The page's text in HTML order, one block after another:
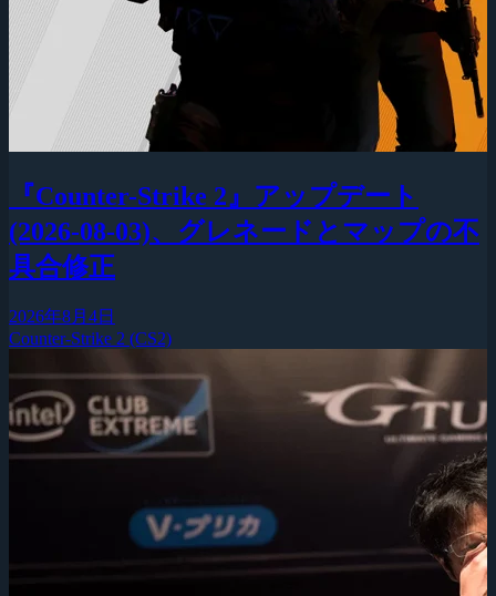
『Counter-Strike 2』アップデート
(2026-08-03)、グレネードとマップの不
具合修正
2026年8月4日
Counter-Strike 2 (CS2)